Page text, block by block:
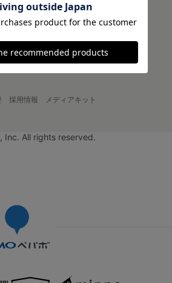
広告出稿について
大口注文について
採用情報 メディアキット
Inc. All rights reserved.